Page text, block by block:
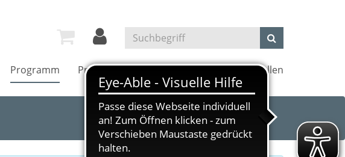
Programm Projekte Kultur und Kino Außenstellen